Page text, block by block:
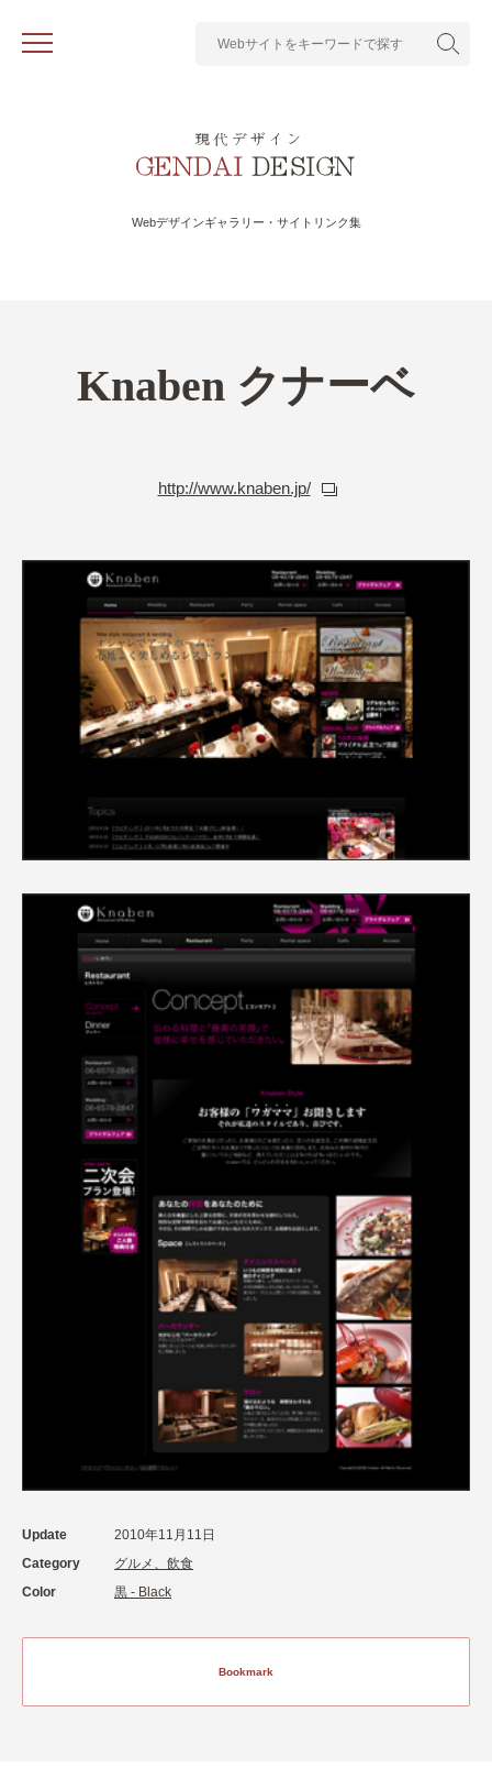
Webデザインギャラリー・サイトリンク集
Knaben クナーベ
http://www.knaben.jp/
Update
2010年11月11日
Category
グルメ、飲食
Color
黒 - Black
Bookmark